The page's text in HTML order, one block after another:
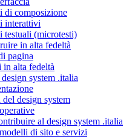
di composizione
interattivi
testuali (microtesti)
in alta fedeltà
pagina
alta fedeltà
system .italia
design system
al design system .italia
di sito e servizi